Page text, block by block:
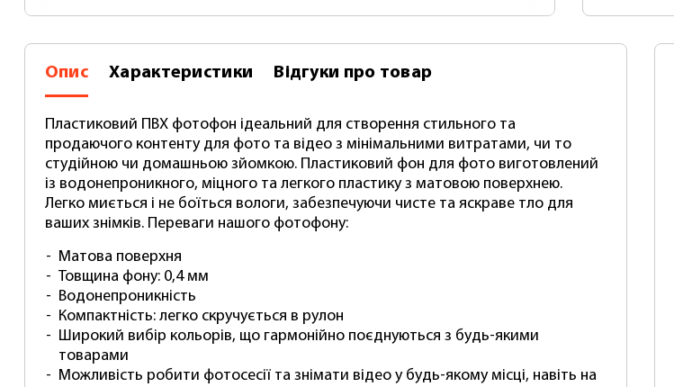
Опис Характеристики Відгуки про товар
Пластиковий ПВХ фотофон ідеальний для створення стильного та
продаючого контенту для фото та відео з мінімальними витратами, чи то
студійною чи домашньою зйомкою. Пластиковий фон для фото виготовлений
із водонепроникного, міцного та легкого пластику з матовою поверхнею.
Легко миється і не боїться вологи, забезпечуючи чисте та яскраве тло для
ваших знімків. Переваги нашого фотофону:
Матова поверхня
Товщина фону: 0,4 мм
Водонепроникність
Компактність: легко скручується в рулон
Широкий вибір кольорів, що гармонійно поєднуються з будь-якими
товарами
Можливість робити фотосесії та знімати відео у будь-якому місці, навіть на